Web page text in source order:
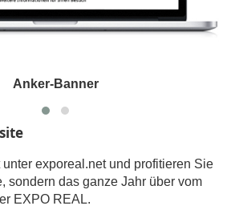
Anker-Banner
exporeal.net und profitieren Sie
sondern das ganze Jahr über vom
EXPO REAL.